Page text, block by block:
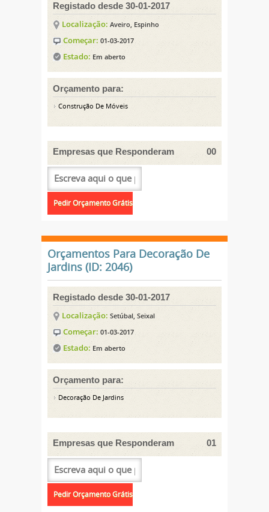
Registado desde 30-01-2017
Localização: Aveiro, Espinho
Começar: 01-03-2017
Estado: Em aberto
Orçamento para:
Construção De Móveis
Empresas que Responderam 00
Orçamentos Para Decoração De
Jardins (ID: 2046)
Registado desde 30-01-2017
Localização: Setúbal, Seixal
Começar: 01-03-2017
Estado: Em aberto
Orçamento para:
Decoração De Jardins
Empresas que Responderam 01